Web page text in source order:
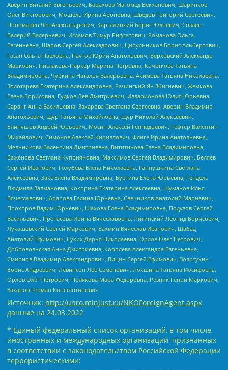
Аверин Виталий Евгеньевич, Барахоев Магомед Бекханович, Шарипков
Олег Викторович, Мошель Ирина Ароновна, Шведов Григорий Сергеевич,
Пономарев Лев Александрович, Каргалицкий Борис Юльевич, Созаев
Валерий Валерьевич, Исламов Тимур Рифгатович, Романова Ольга
Евгеньевна, Щаров Сергей Алексадрович, Цирульников Борис Альбертович,
Гасан Ольга Павловна, Паутов Юрий Анатольевич, Верховский Александр
Маркович, Пислакова-Паркер Марина Петровна, Кочеткова Татьяна
Владимировна, Чуркина Наталья Валерьевна, Акимова Татьяна Николаевна,
Золотарева Екатерина Александровна, Рачинский Ян Збигневич, Жемкова
Елена Борисовна, Гудков Лев Дмитриевич, Илларионова Юлия Юрьевна,
Саранг Анна Васильевна, Захарова Светлана Сергеевна, Аверин Владимир
Анатольевич, Щур Татьяна Михайловна, Щур Николай Алексеевич,
Блинушов Андрей Юрьевич, Мосин Алексей Геннадьевич, Гефтер Валентин
Михайлович, Симонов Алексей Кириллович, Флиге Ирина Анатольевна,
Мельникова Валентина Дмитриевна, Вититинова Елена Владимировна,
Баженова Светлана Куприяновна, Максимов Сергей Владимирович, Беляев
Сергей Иванович, Голубева Елена Николаевна, Ганнушкина Светлана
Алексеевна, Закс Елена Владимировна, Буртина Елена Юрьевна, Гендель
Людмила Залмановна, Кокорина Екатерина Алексеевна, Шуманов Илья
Вячеславович, Арапова Галина Юрьевна, Свечников Анатолий Мариевич,
Прохоров Вадим Юрьевич, Шахова Елена Владимировна, Подузов Сергей
Васильевич, Протасова Ирина Вячеславовна, Литинский Леонид Борисович,
Лукашевский Сергей Маркович, Бахмин Вячеслав Иванович, Шабад
Анатолий Ефимович, Сухих Дарья Николаевна, Орлов Олег Петрович,
Добровольская Анна Дмитриевна, Королева Александра Евгеньевна,
Смирнов Владимир Александрович, Вицин Сергей Ефимович, Золотухин
Борис Андреевич, Левинсон Лев Семенович, Локшина Татьяна Иосифовна,
Орлов Олег Петрович, Полякова Мара Федоровна, Резник Генри Маркович,
Захаров Герман Константинович
Источник: http://unro.minjust.ru/NKOForeignAgent.aspx
данные на 24.03.2022
* Единый федеральный список организаций, в том числе
иностранных и международных организаций, признанных
в соответствии с законодательством Российской Федерации
террористическими: